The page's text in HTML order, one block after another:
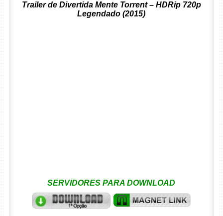
Trailer de Divertida Mente Torrent – HDRip 720p
Legendado (2015)
SERVIDORES PARA DOWNLOAD